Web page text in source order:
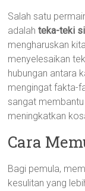
Salah satu
adalahteka-teki
mengharuskan
menyelesaikan
hubungan antara
mengingat fakta-
sangat
meningkatkan
Cara
Bagi pemula,
kesulitan yang